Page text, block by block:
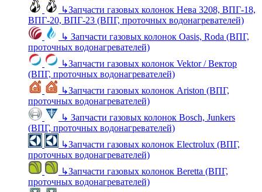
↳Запчасти газовых колонок Нева 3208, ВПГ-18,
ВПГ-20, ВПГ-23 (ВПГ, проточных водонагревателей)
↳ Запчасти газовых колонок Oasis, Roda (ВПГ,
проточных водонагревателей)
↳Запчасти газовых колонок Vektor / Вектор
(ВПГ, проточных водонагревателей)
↳Запчасти газовых колонок Ariston (ВПГ,
проточных водонагревателей)
↳ Запчасти газовых колонок Bosch, Junkers
(ВПГ, проточных водонагревателей)
↳Запчасти газовых колонок Electrolux (ВПГ,
проточных водонагревателей)
↳Запчасти газовых колонок Beretta (ВПГ,
проточных водонагревателей)